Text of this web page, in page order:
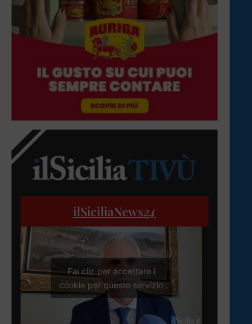
ilSiciliaNews24
Fai clic per accettare i
cookie per questo servizio